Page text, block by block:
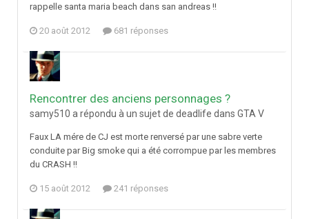
rappelle santa maria beach dans san andreas !!
20 août 2012 681 réponses
Rencontrer des anciens personnages ?
samy510 a répondu à un sujet de deadlife dans GTA V
Faux LA mére de CJ est morte renversé par une sabre verte
conduite par Big smoke qui a été corrompue par les membres
du CRASH !!
15 août 2012 241 réponses